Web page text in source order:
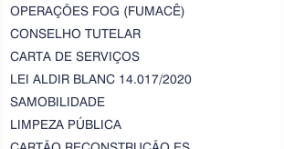
OPERAÇÕES FOG (FUMACÊ)
CONSELHO TUTELAR
CARTA DE SERVIÇOS
LEI ALDIR BLANC 14.017/2020
SAMOBILIDADE
LIMPEZA PÚBLICA